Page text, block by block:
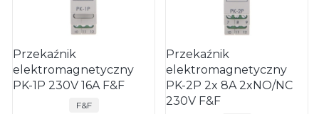
Przekaźnik
elektromagnetyczny
PK-1P 230V 16A F&F
PRODUCENT
F&F
Przekaźnik
elektromagnetyczny
PK-2P 2x 8A 2xNO/NC
230V F&F